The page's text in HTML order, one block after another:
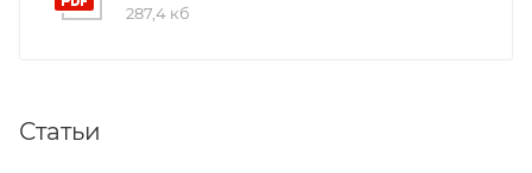
287,4 кб
Статьи